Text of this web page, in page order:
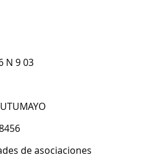
N 9 03
de asociaciones